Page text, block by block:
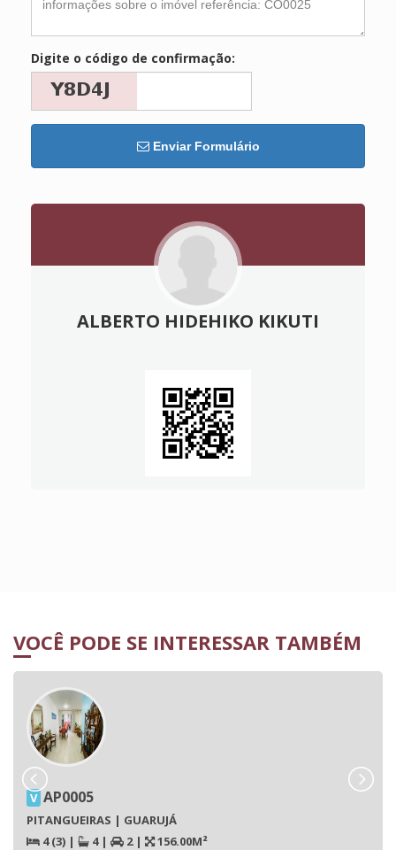
Digite o código de confirmação:
Enviar Formulário
ALBERTO HIDEHIKO KIKUTI
VOCÊ PODE SE INTERESSAR TAMBÉM
V AP0005
PITANGUEIRAS | GUARUJÁ
4 (3) | 4 | 2 |
156.00M²